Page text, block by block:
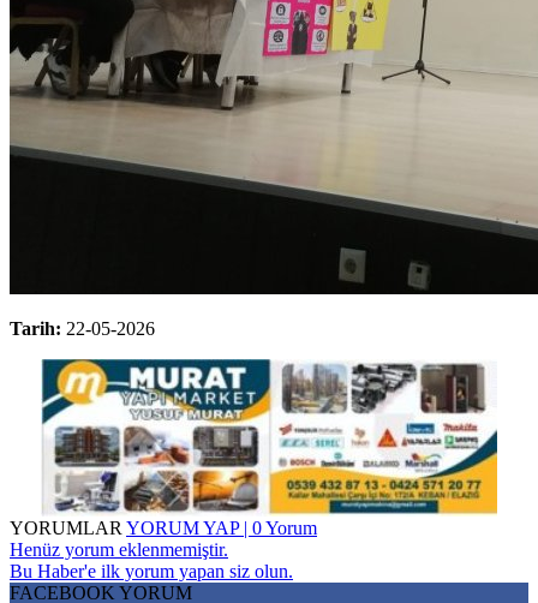
Tarih: 22-05-2026
YORUMLAR YORUM YAP | 0 Yorum
Henüz yorum eklenmemiştir.
Bu Haber'e ilk yorum yapan siz olun.
FACEBOOK YORUM